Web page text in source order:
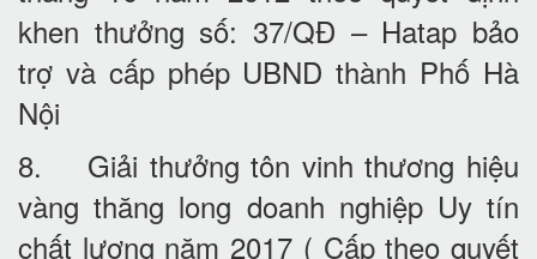
khen thưởng số: 37/QĐ – Hatap bảo
trợ và cấp phép UBND thành Phố Hà
Nội
8. Giải thưởng tôn vinh thương hiệu
vàng thăng long doanh nghiệp Uy tín
chất lượng năm 2017 ( Cấp theo quyết